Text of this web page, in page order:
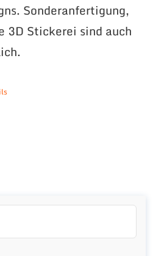
Sonderanfertigung,
3D Stickerei sind auch